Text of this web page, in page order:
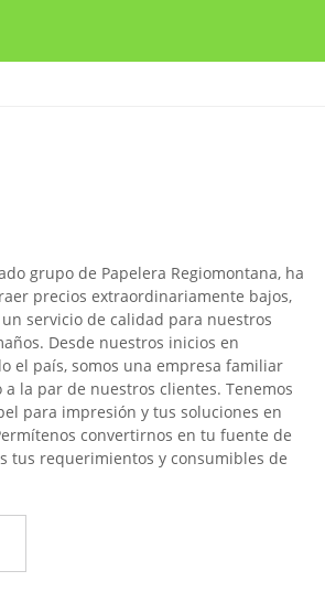
grupo de Papelera Regiomontana, ha
precios extraordinariamente bajos,
servicio de calidad para nuestros
Desde nuestros inicios en
el país, somos una empresa familiar
la par de nuestros clientes. Tenemos
para impresión y tus soluciones en
convertirnos en tu fuente de
tus requerimientos y consumibles de